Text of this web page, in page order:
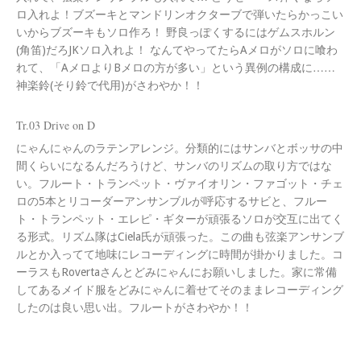
ロ入れよ！ブズーキとマンドリンオクターブで弾いたらかっこい
いからブズーキもソロ作ろ！ 野良っぽくするにはゲムスホルン
(角笛)だろJKソロ入れよ！ なんてやってたらAメロがソロに喰わ
れて、「AメロよりBメロの方が多い」という異例の構成に……
神楽鈴(そり鈴で代用)がさわやか！！
Tr.03 Drive on D
にゃんにゃんのラテンアレンジ。分類的にはサンバとボッサの中
間くらいになるんだろうけど、サンバのリズムの取り方ではな
い。フルート・トランペット・ヴァイオリン・ファゴット・チェ
ロの5本とリコーダーアンサンブルが呼応するサビと、フルー
ト・トランペット・エレピ・ギターが頑張るソロが交互に出てく
る形式。リズム隊はCiela氏が頑張った。この曲も弦楽アンサンブ
ルとか入ってて地味にレコーディングに時間が掛かりました。コ
ーラスもRovertaさんとどみにゃんにお願いしました。家に常備
してあるメイド服をどみにゃんに着せてそのままレコーディング
したのは良い思い出。フルートがさわやか！！